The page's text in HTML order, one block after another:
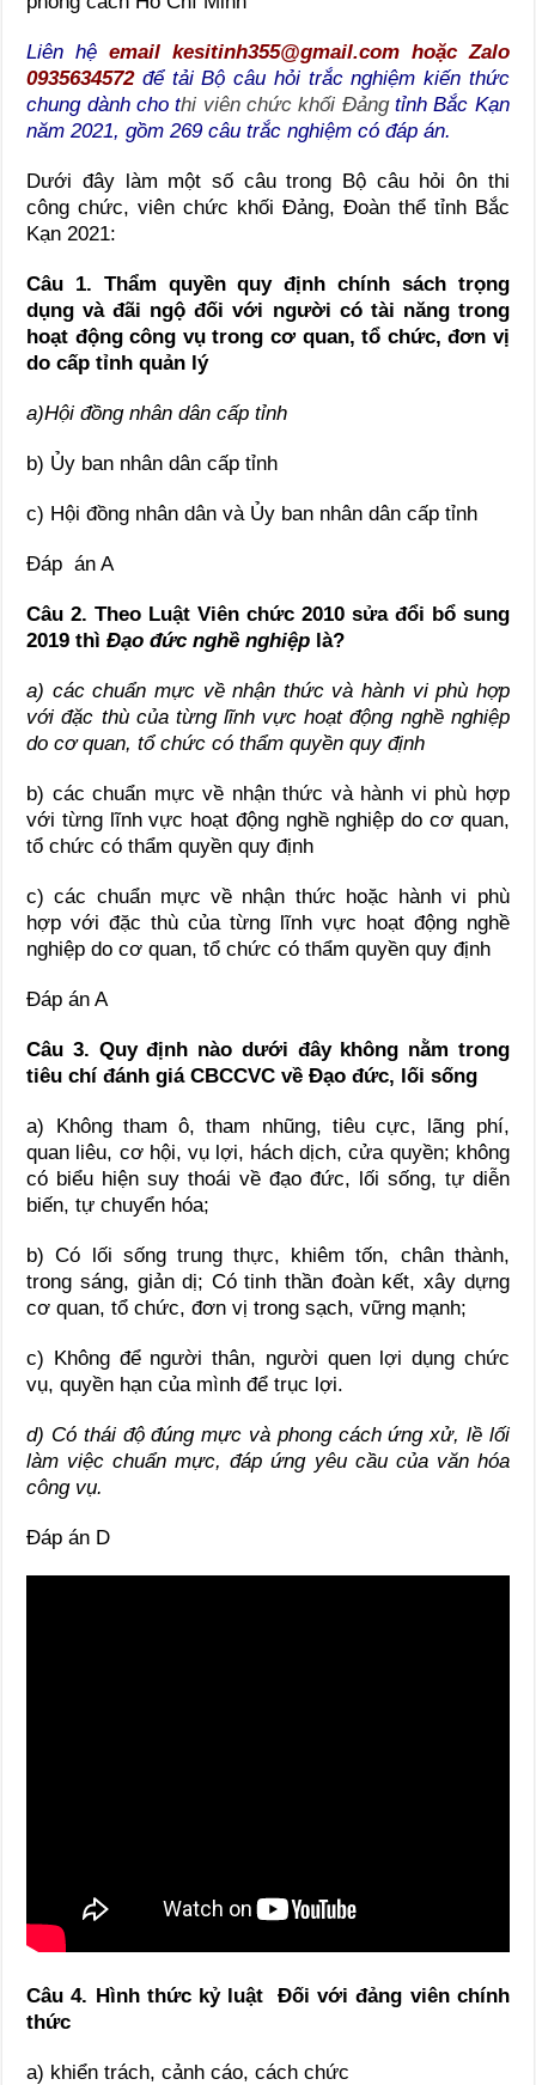
Liên hệemail kesitinh355@gmail.com hoặc Zalo
0935634572để tải Bộ câu hỏi trắc nghiệm kiến thức
chung dành cho thi viên chức khối Đảngtỉnh Bắc Kạn
năm 2021, gồm 269 câu trắc nghiệm có đáp án.
Dưới đây làm một số câu trong Bộ câu hỏi ôn thi
công chức, viên chức khối Đảng, Đoàn thể tỉnh Bắc
Kạn 2021:
Câu 1. Thẩm quyền quy định chính sách trọng
dụng và đãi ngộ đối với người có tài năng trong
hoạt động công vụ trong cơ quan, tổ chức, đơn vị
do cấp tỉnh quản lý
a)Hội đồng nhân dân cấp tỉnh
b) Ủy ban nhân dân cấp tỉnh
c) Hội đồng nhân dân và Ủy ban nhân dân cấp tỉnh
Đáp án A
Câu 2. Theo Luật Viên chức 2010 sửa đổi bổ sung
2019 thìĐạo đức nghề nghiệp là?
a) các chuẩn mực về nhận thức và hành vi phù hợp
với đặc thù của từng lĩnh vực hoạt động nghề nghiệp
do cơ quan, tổ chức có thẩm quyền quy định
b) các chuẩn mực về nhận thức và hành vi phù hợp
với từng lĩnh vực hoạt động nghề nghiệp do cơ quan,
tổ chức có thẩm quyền quy định
c) các chuẩn mực về nhận thức hoặc hành vi phù
hợp với đặc thù của từng lĩnh vực hoạt động nghề
nghiệp do cơ quan, tổ chức có thẩm quyền quy định
Đáp án A
Câu 3. Quy định nào dưới đây không nằm trong
tiêu chí đánh giá CBCCVC về Đạo đức, lối sống
a) Không tham ô, tham nhũng, tiêu cực, lãng phí,
quan liêu, cơ hội, vụ lợi, hách dịch, cửa quyền; không
có biểu hiện suy thoái về đạo đức, lối sống, tự diễn
biến, tự chuyển hóa;
b) Có lối sống trung thực, khiêm tốn, chân thành,
trong sáng, giản dị; Có tinh thần đoàn kết, xây dựng
cơ quan, tổ chức, đơn vị trong sạch, vững mạnh;
c) Không để người thân, người quen lợi dụng chức
vụ, quyền hạn của mình để trục lợi.
d) Có thái độ đúng mực và phong cách ứng xử, lề lối
làm việc chuẩn mực, đáp ứng yêu cầu của văn hóa
công vụ.
Đáp án D
Câu 4. Hình thức kỷ luật Đối với đảng viên chính
thức
a) khiển trách, cảnh cáo, cách chức